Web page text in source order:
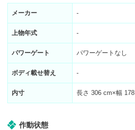
メーカー -
上物年式 -
パワーゲート パワーゲートなし
ボディ載せ替え -
内寸 長さ 306 cm×幅 178
作動状態